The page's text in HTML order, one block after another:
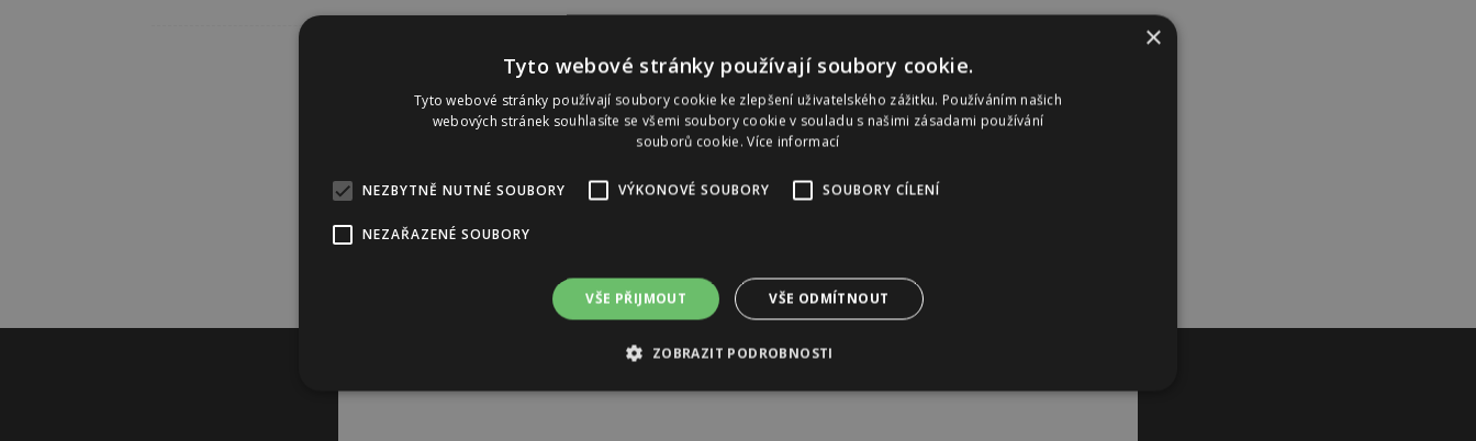
Reklama
×
Tyto webové stránky používají soubory cookie.
Tyto webové stránky používají soubory cookie ke zlepšení uživatelského zážitku. Používáním našich
webových stránek souhlasíte se všemi soubory cookie v souladu s našimi zásadami používání
souborů cookie.Více informací
NEZBYTNĚ NUTNÉ SOUBORY VÝKONOVÉ SOUBORY SOUBORY CÍLENÍ
NEZAŘAZENÉ SOUBORY
VŠE PŘIJMOUT VŠE ODMÍTNOUT
ZOBRAZIT PODROBNOSTI